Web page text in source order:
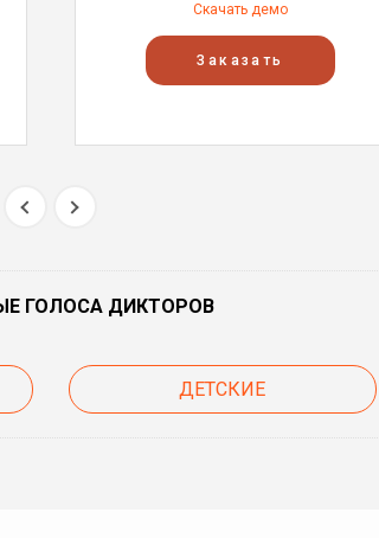
Скачать демо
Заказать
ГОЛОСА ДИКТОРОВ
ДЕТСКИЕ